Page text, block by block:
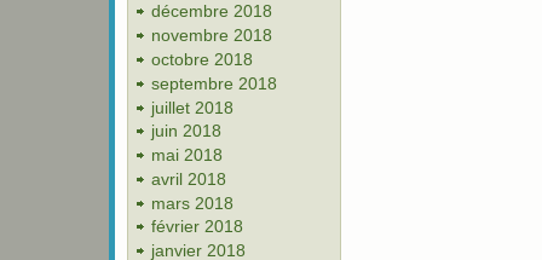
décembre 2018
novembre 2018
octobre 2018
septembre 2018
juillet 2018
juin 2018
mai 2018
avril 2018
mars 2018
février 2018
janvier 2018